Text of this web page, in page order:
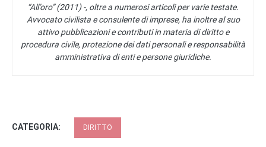
“All’oro” (2011) -, oltre a numerosi articoli per varie testate.
Avvocato civilista e consulente di imprese, ha inoltre al suo
attivo pubblicazioni e contributi in materia di diritto e
procedura civile, protezione dei dati personali e responsabilità
amministrativa di enti e persone giuridiche.
CATEGORIA: DIRITTO